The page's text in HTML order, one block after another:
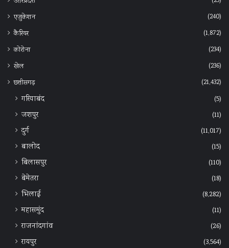
एजुकेशन
(240)
कैरियर
(1,872)
कोरोना
(234)
खेल
(236)
छत्तीसगढ़
(21,432)
गरियाबंद
(5)
जशपुर
(11)
दुर्ग
(11,017)
बालोद
(15)
बिलासपुर
(110)
बेमेतरा
(18)
भिलाई
(8,282)
महासमुंद
(11)
राजनांदगांव
(26)
रायपुर
(3,564)